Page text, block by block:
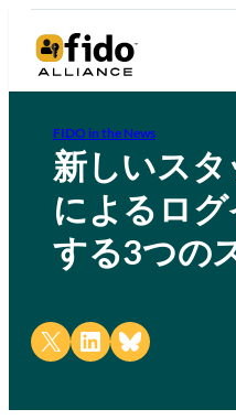
FIDO in the News
新しいス
によるロ
する3つの
Share on X Share on LinkedIn
Share on Bluesky